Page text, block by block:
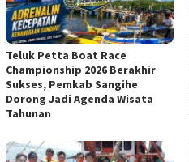
Teluk Petta Boat Race
Championship 2026 Berakhir
Sukses, Pemkab Sangihe
Dorong Jadi Agenda Wisata
Tahunan